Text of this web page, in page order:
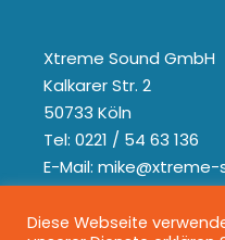
Xtreme Sound GmbH
Kalkarer Str. 2
50733 Köln
Tel: 0221 / 54 63 136
E-Mail:
Diese Webseite